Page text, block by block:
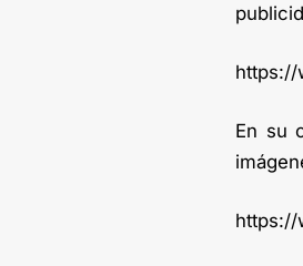
https://
En su
https://